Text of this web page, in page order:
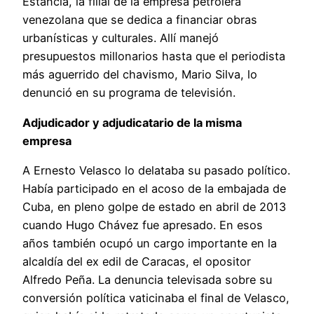
venezolana que se dedica a financiar obras
urbanísticas y culturales. Allí manejó
presupuestos millonarios hasta que el periodista
más aguerrido del chavismo, Mario Silva, lo
denunció en su programa de televisión.
Adjudicador y adjudicatario de la misma
empresa
A Ernesto Velasco lo delataba su pasado político.
Había participado en el acoso de la embajada de
Cuba, en pleno golpe de estado en abril de 2013
cuando Hugo Chávez fue apresado. En esos
años también ocupó un cargo importante en la
alcaldía del ex edil de Caracas, el opositor
Alfredo Peña. La denuncia televisada sobre su
conversión política vaticinaba el final de Velasco,